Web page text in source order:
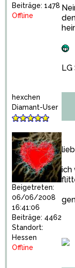
Beiträge: 1478
Offline
LG
hexchen
Diamant-User
Beigetreten:
06/06/2008
16:41:06
Beiträge: 4462
Standort:
Hessen
Offline
ich